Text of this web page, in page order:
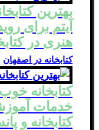
آیتم برای
هنری در
کتابخانه در اصفهان
خدمات
کتابخانه‌ و